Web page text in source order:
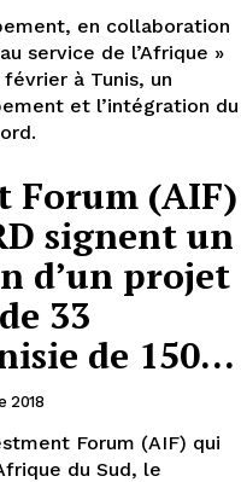
en collaboration
service de l’Afrique »
à Tunis, un
et l’intégration du
Forum (AIF)
signent un
d’un projet
33
de 150...
2018
Forum (AIF) qui
du Sud, le